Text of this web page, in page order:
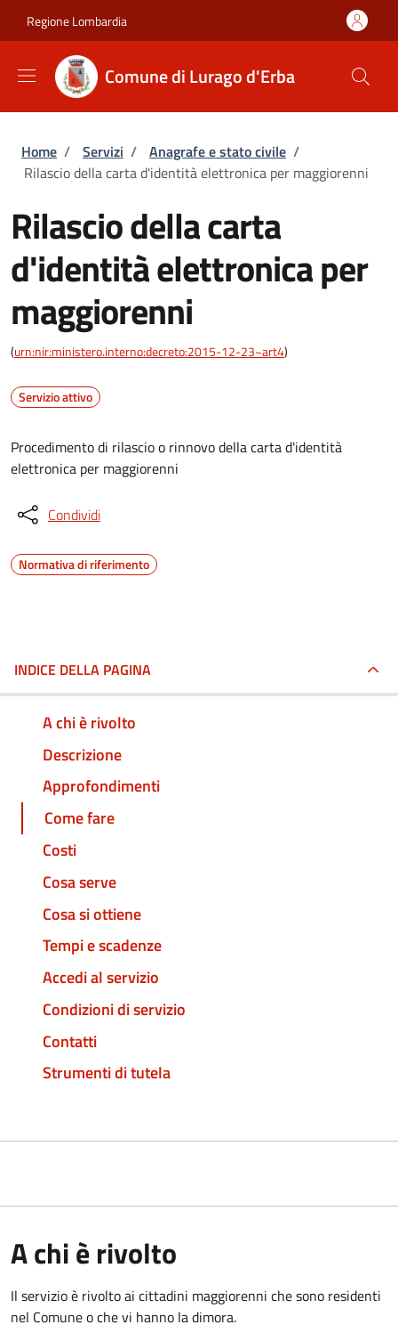
Regione Lombardia
Comune di Lurago d'Erba
Briciole di pane
Home / Servizi / Anagrafe e stato civile /
Rilascio della carta d'identità elettronica per maggiorenni
Rilascio della carta
d'identità elettronica per
maggiorenni
(urn:nir:ministero.interno:decreto:2015-12-23~art4)
Servizio attivo
Procedimento di rilascio o rinnovo della carta d'identità
elettronica per maggiorenni
Condividi
Normativa di riferimento
INDICE DELLA PAGINA
A chi è rivolto
Descrizione
Approfondimenti
Come fare
Costi
Cosa serve
Cosa si ottiene
Tempi e scadenze
Accedi al servizio
Condizioni di servizio
Contatti
Strumenti di tutela
A chi è rivolto
Il servizio è rivolto ai cittadini maggiorenni che sono residenti
nel Comune o che vi hanno la dimora.